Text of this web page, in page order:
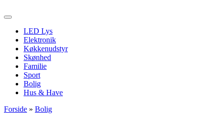
LED Lys
Elektronik
Køkkenudstyr
Skønhed
Familie
Sport
Bolig
Hus & Have
Forside » Bolig